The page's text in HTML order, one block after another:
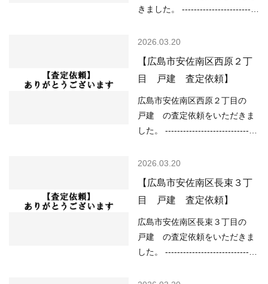
い」状況といっ…
0.2ｍ以上 （津波）浸水想定深
----------------------------------------
産市況については、 ○住宅ロー
ンが低金利で不動産を買いやす
い ○売り物件が少なく、物件を
探している人が多い などの状況
ですので、 「不動産…
きました。 -------------------------
------------ （用途地域）第二種
5.90ｍ （土砂災害）該当なし
（洪水）該当なし （高潮）該当
なし （内水）浸水想定深さ0.01
ｍ以上 （津波）該当なし --------
----------------------------------------
不動産市況については、 ○住宅
やすい ○売り物件が少なく、物
件を探している人が多い などの
状況ですので、 「不動産売却の
やり方によっては高く売却しや
すい」状況といって…
2026.03.20
【広島市安佐南区西原２丁
目 戸建 査定依頼】
広島市安佐南区西原２丁目の
戸建 の査定依頼をいただきま
した。 -------------------------------
------ （用途地域）第一種住居地
害）該当なし （洪水）浸水想定
深さ0.5～3.0ｍ未満の区域 （高
潮）該当なし （内水）該当なし
（津波）該当なし -----------------
----------------------------------------
況については、 ○住宅ローンが
2026.03.20
【広島市安佐南区長束３丁
目 戸建 査定依頼】
広島市安佐南区長束３丁目の
戸建 の査定依頼をいただきま
した。 -------------------------------
------ （用途地域）第一種住居地